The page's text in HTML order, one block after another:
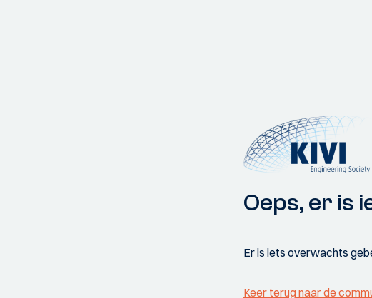
Oeps, er is
Er is iets overwachts
Keer terug naar de